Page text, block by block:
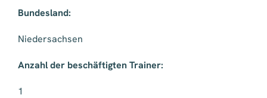
Bundesland:
Niedersachsen
Anzahl der beschäftigten Trainer:
1